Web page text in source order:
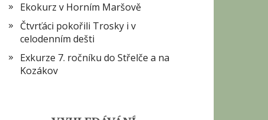
Ekokurz v Horním Maršově
Čtvrťáci pokořili Trosky i v
celodenním dešti
Exkurze 7. ročníku do Střelče a na
Kozákov